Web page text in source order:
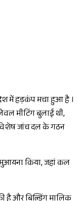
में हड़कंप मचा हुआ है ।
मीटिंग बुलाई थी,
विशेष जांच दल के गठन
किया, जहां कल